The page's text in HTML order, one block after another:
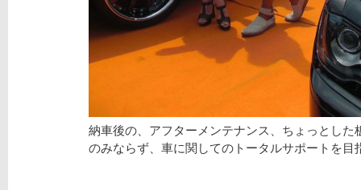
納車後の、アフターメンテナンス、ちょっとした
のみならず、車に関してのトータルサポートを目